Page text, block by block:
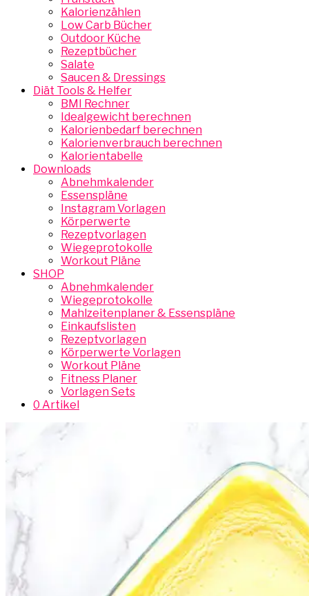
Kalorienzählen
Low Carb Bücher
Outdoor Küche
Rezeptbücher
Salate
Saucen & Dressings
Diät Tools & Helfer
BMI Rechner
Idealgewicht berechnen
Kalorienbedarf berechnen
Kalorienverbrauch berechnen
Kalorientabelle
Downloads
Abnehmkalender
Essenspläne
Instagram Vorlagen
Körperwerte
Rezeptvorlagen
Wiegeprotokolle
Workout Pläne
SHOP
Abnehmkalender
Wiegeprotokolle
Mahlzeitenplaner & Essenspläne
Einkaufslisten
Rezeptvorlagen
Körperwerte Vorlagen
Workout Pläne
Fitness Planer
Vorlagen Sets
0 Artikel